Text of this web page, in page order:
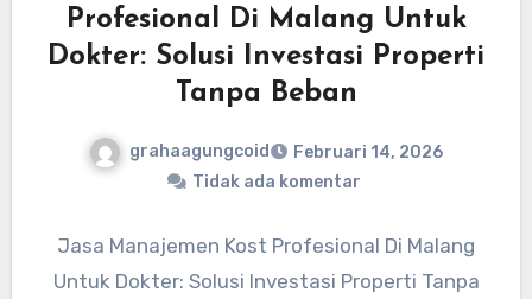
Profesional Di Malang Untuk
Dokter: Solusi Investasi Properti
Tanpa Beban
grahaagungcoid
Februari 14, 2026
Tidak ada komentar
Jasa Manajemen Kost Profesional Di Malang
Untuk Dokter: Solusi Investasi Properti Tanpa